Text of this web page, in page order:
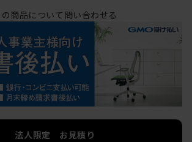
の商品について問い合わせる
法人限定 お見積り